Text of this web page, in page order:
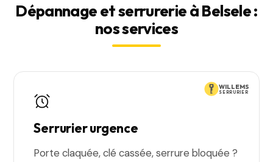
Dépannage et serrurerie à Belsele :
nos services
WILLEMS
SERRURIER
Serrurier urgence
Porte claquée, clé cassée, serrure bloquée ?